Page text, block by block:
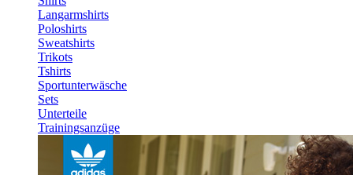
Langarmshirts
Poloshirts
Sweatshirts
Trikots
Tshirts
Sportunterwäsche
Sets
Unterteile
Trainingsanzüge